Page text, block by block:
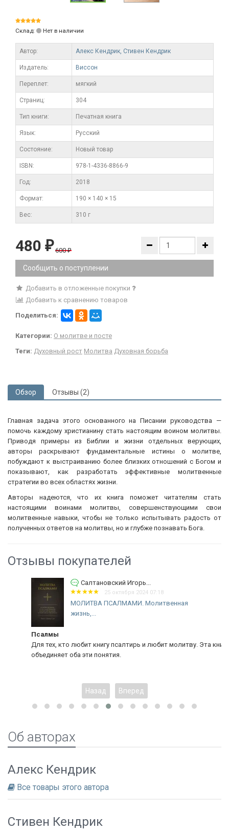
Склад: Нет в наличии
Автор: Алекс Кендрик, Стивен Кендрик
Издатель: Виссон
Переплет: мягкий
Cтраниц: 304
Тип книги: Печатная книга
Язык: Русский
Состояние: Новый товар
ISBN: 978-1-4336-8866-9
Год: 2018
Формат: 190 × 140 × 15
Вес: 310 г
480 ₽ 600₽
Сообщить о поступлении
Добавить в отложенные покупки
Добавить к сравнению товаров
Поделиться:
Категории: О молитве и посте
Теги: Духовный рост Молитва Духовная борьба
Обзор Отзывы (2)
Главная задача этого основанного на Писании руководства —
помочь каждому христианину стать настоящим воином молитвы.
Приводя примеры из Библии и жизни отдельных верующих,
авторы раскрывают фундаментальные истины о молитве,
побуждают к выстраиванию более близких отношений с Богом и
показывают, как разработать эффективные молитвенные
стратегии во всех областях жизни.
Авторы надеются, что их книга поможет читателям стать
настоящими воинами молитвы, совершенствующими свои
молитвенные навыки, чтобы не только испытывать радость от
полученных ответов на молитвы, но и глубже познавать Бога.
Отзывы покупателей
Салтановский Игорь...
25 октября 2024 07:18
МОЛИТВА ПСАЛМАМИ. Молитвенная
жизнь,...
Псалмы
Для тех, кто любит книгу псалтирь и любит молитву. Эта книга
объединяет оба эти понятия.
Назад Вперед
Об авторах
Алекс Кендрик
Все товары этого автора
Стивен Кендрик